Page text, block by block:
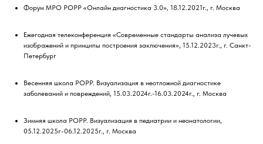
Форум МРО РОРР «Онлайн диагностика 3.0», 18.12.2021г., г. Москва
Ежегодная телеконференция «Современные стандарты анализа лучевых
изображений и принципы построения заключения», 15.12.2023г., г. Санкт-
Петербург
Весенняя школа РОРР. Визуализация в неотложной диагностике
заболеваний и повреждений, 15.03.2024г.-16.03.2024г., г. Москва
Зимняя школа РОРР. Визуализация в педиатрии и неонатологии,
05.12.2025г-06.12.2025г., г. Москва